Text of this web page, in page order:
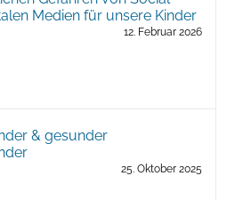
Medien für unsere Kinder
12. Februar 2026
& gesunder
25. Oktober 2025